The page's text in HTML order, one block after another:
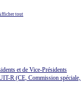
tout
et de Vice-Présidents
R (CE, Commission